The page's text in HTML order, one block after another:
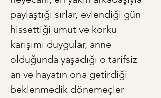
paylaştığı sırlar, evlendiği gün
hissettiği umut ve korku
karışımı duygular, anne
olduğunda yaşadığı o tarifsiz
an ve hayatın ona getirdiği
beklenmedik dönemeçler